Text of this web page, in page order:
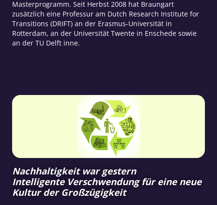
Masterprogramm. Seit Herbst 2008 hat Braungart
zusätzlich eine Professur am Dutch Research Institute for
Transitions (DRIFT) an der Erasmus-Universität in
Rotterdam, an der Universität Twente in Enschede sowie
an der TU Delft inne.
Nachhaltigkeit war gestern
Intelligente Verschwendung für eine neue
Kultur der Großzügigkeit